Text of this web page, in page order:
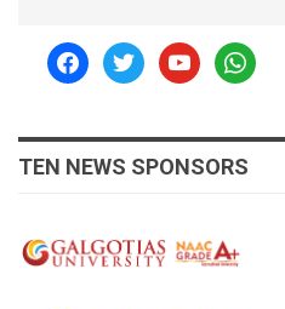
facebooktwitteryoutubewhatsapp
TEN NEWS SPONSORS